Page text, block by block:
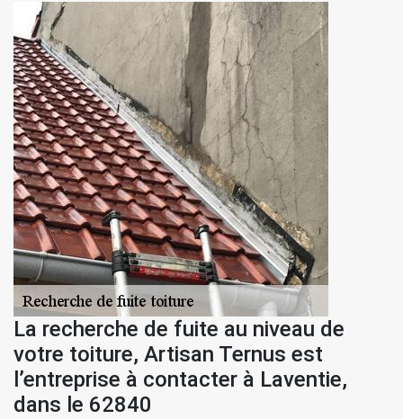
La recherche de fuite au niveau de
votre toiture, Artisan Ternus est
l’entreprise à contacter à Laventie,
dans le 62840